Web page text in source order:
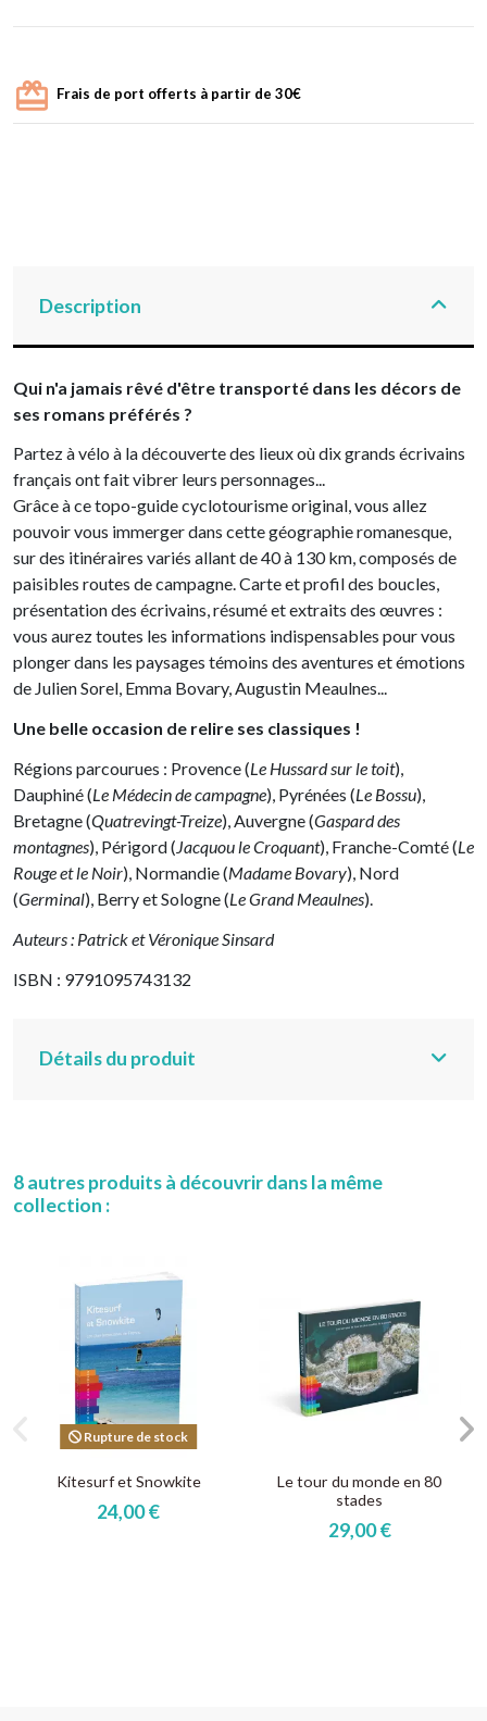
Frais de port offerts à partir de 30€
Description
Qui n'a jamais rêvé d'être transporté dans les décors de
ses romans préférés ?
Partez à vélo à la découverte des lieux où dix grands écrivains
français ont fait vibrer leurs personnages...
Grâce à ce topo-guide cyclotourisme original, vous allez
pouvoir vous immerger dans cette géographie romanesque,
sur des itinéraires variés allant de 40 à 130 km, composés de
paisibles routes de campagne. Carte et profil des boucles,
présentation des écrivains, résumé et extraits des œuvres :
vous aurez toutes les informations indispensables pour vous
plonger dans les paysages témoins des aventures et émotions
de Julien Sorel, Emma Bovary, Augustin Meaulnes...
Une belle occasion de relire ses classiques !
Régions parcourues : Provence (Le Hussard sur le toit),
Dauphiné (Le Médecin de campagne), Pyrénées (Le Bossu),
Bretagne (Quatrevingt-Treize), Auvergne (Gaspard des
montagnes), Périgord (Jacquou le Croquant), Franche-Comté (Le
Rouge et le Noir), Normandie (Madame Bovary), Nord
(Germinal), Berry et Sologne (Le Grand Meaulnes).
Auteurs : Patrick et Véronique Sinsard
ISBN : 9791095743132
Détails du produit
8 autres produits à découvrir dans la même
collection :
Rupture de stock
Kitesurf et Snowkite
24,00 €
Le tour du monde en 80
stades
29,00 €